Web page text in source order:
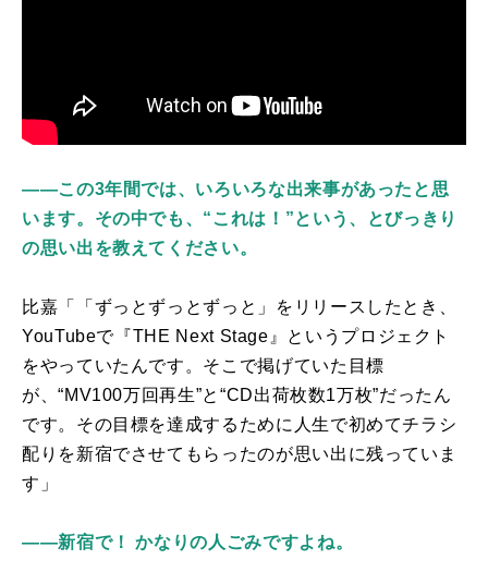
――この3年間では、いろいろな出来事があったと思
います。その中でも、“これは！”という、とびっきり
の思い出を教えてください。
比嘉「「ずっとずっとずっと」をリリースしたとき、
YouTubeで『THE Next Stage 』というプロジェクト
をやっていたんです。そこで掲げていた目標
が、“MV100万回再生”と“CD出荷枚数1万枚”だったん
です。その目標を達成するために人生で初めてチラシ
配りを新宿でさせてもらったのが思い出に残っていま
す」
――新宿で！ かなりの人ごみですよね。